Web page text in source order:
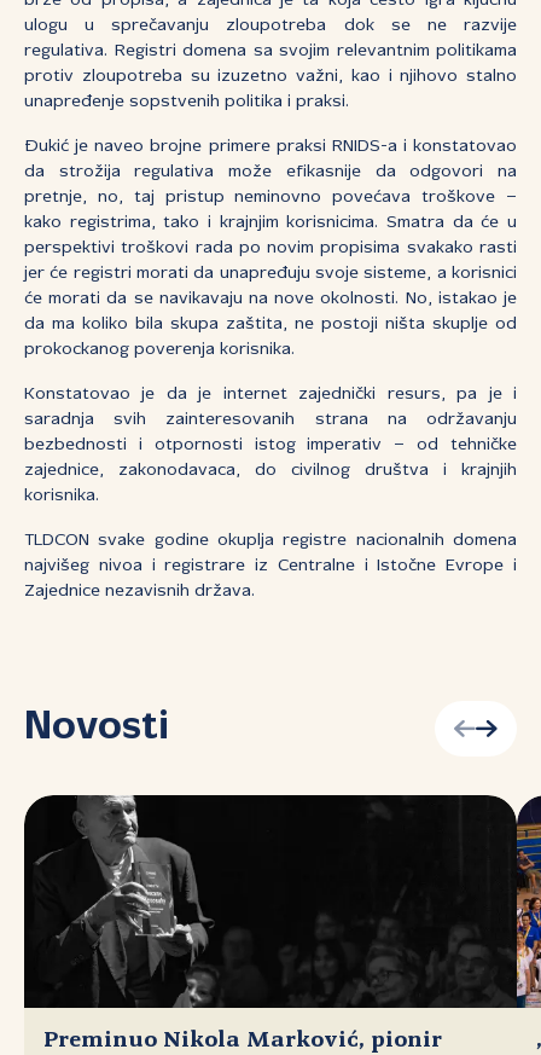
ulogu u sprečavanju zloupotreba dok se ne razvije
regulativa. Registri domena sa svojim relevantnim politikama
protiv zloupotreba su izuzetno važni, kao i njihovo stalno
unapređenje sopstvenih politika i praksi.
Đukić je naveo brojne primere praksi RNIDS-a i konstatovao
da strožija regulativa može efikasnije da odgovori na
pretnje, no, taj pristup neminovno povećava troškove –
kako registrima, tako i krajnjim korisnicima. Smatra da će u
perspektivi troškovi rada po novim propisima svakako rasti
jer će registri morati da unapređuju svoje sisteme, a korisnici
će morati da se navikavaju na nove okolnosti. No, istakao je
da ma koliko bila skupa zaštita, ne postoji ništa skuplje od
prokockanog poverenja korisnika.
Konstatovao je da je internet zajednički resurs, pa je i
saradnja svih zainteresovanih strana na održavanju
bezbednosti i otpornosti istog imperativ – od tehničke
zajednice, zakonodavaca, do civilnog društva i krajnjih
korisnika.
TLDCON svake godine okuplja registre nacionalnih domena
najvišeg nivoa i registrare iz Centralne i Istočne Evrope i
Zajednice nezavisnih država.
Novosti
Preminuo Nikola Marković, pionir